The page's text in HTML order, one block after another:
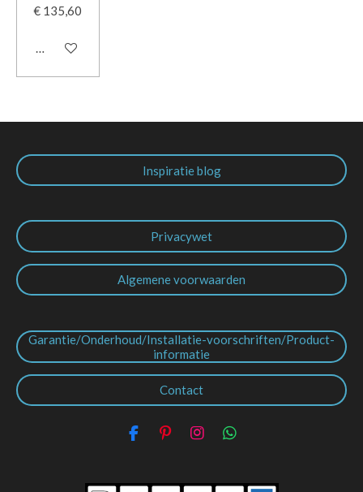
€ 135,60
In winkelwagen
Inspiratie blog
Privacywet
Algemene voorwaarden
Garantie/Onderhoud/Installatie-voorschriften/Product-
informatie
Contact
F
e
P
t
I
t
W
t